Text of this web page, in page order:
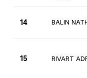
14 BALIN
15 RIVART